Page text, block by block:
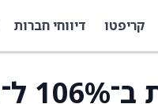
קריפטו דיווחי חברות